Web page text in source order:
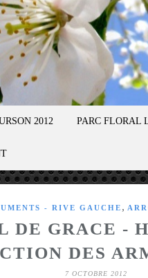
2012 PARC FLORAL
- RIVE GAUCHE ,
DE GRACE -
DES
7 OCTOBRE 2012